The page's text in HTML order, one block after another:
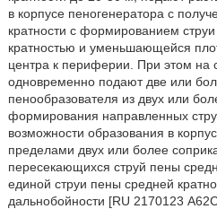
в корпусе пеногенератора с
кратности с формированием
кратностью и уменьшающейся
центра к периферии. При этом на
одновременно подают две или
пенообразователя из двух или
формирования направленных
возможности образования в
пределами двух или более
пересекающихся струй пены
единой струи пены средней
дальнобойности [RU 2170123